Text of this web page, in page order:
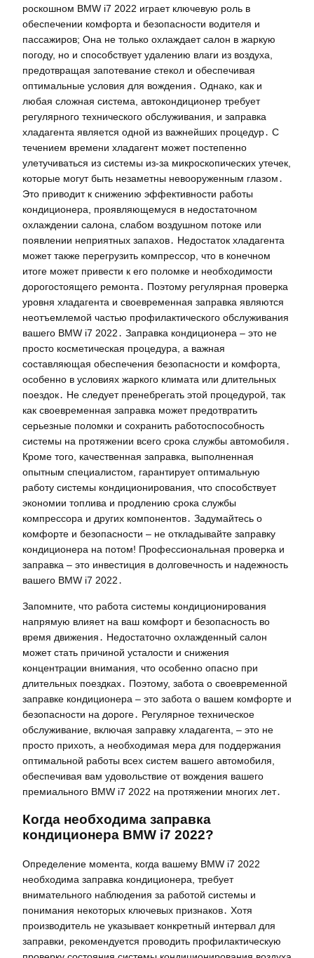
роскошном BMW i7 2022 играет ключевую роль в
обеспечении комфорта и безопасности водителя и
пассажиров; Она не только охлаждает салон в жаркую
погоду, но и способствует удалению влаги из воздуха,
предотвращая запотевание стекол и обеспечивая
оптимальные условия для вождения․ Однако, как и
любая сложная система, автокондиционер требует
регулярного технического обслуживания, и заправка
хладагента является одной из важнейших процедур․ С
течением времени хладагент может постепенно
улетучиваться из системы из-за микроскопических утечек,
которые могут быть незаметны невооруженным глазом․
Это приводит к снижению эффективности работы
кондиционера, проявляющемуся в недостаточном
охлаждении салона, слабом воздушном потоке или
появлении неприятных запахов․ Недостаток хладагента
может также перегрузить компрессор, что в конечном
итоге может привести к его поломке и необходимости
дорогостоящего ремонта․ Поэтому регулярная проверка
уровня хладагента и своевременная заправка являются
неотъемлемой частью профилактического обслуживания
вашего BMW i7 2022․ Заправка кондиционера – это не
просто косметическая процедура, а важная
составляющая обеспечения безопасности и комфорта,
особенно в условиях жаркого климата или длительных
поездок․ Не следует пренебрегать этой процедурой, так
как своевременная заправка может предотвратить
серьезные поломки и сохранить работоспособность
системы на протяжении всего срока службы автомобиля․
Кроме того, качественная заправка, выполненная
опытным специалистом, гарантирует оптимальную
работу системы кондиционирования, что способствует
экономии топлива и продлению срока службы
компрессора и других компонентов․ Задумайтесь о
комфорте и безопасности – не откладывайте заправку
кондиционера на потом! Профессиональная проверка и
заправка – это инвестиция в долговечность и надежность
вашего BMW i7 2022․
Запомните, что работа системы кондиционирования
напрямую влияет на ваш комфорт и безопасность во
время движения․ Недостаточно охлажденный салон
может стать причиной усталости и снижения
концентрации внимания, что особенно опасно при
длительных поездках․ Поэтому, забота о своевременной
заправке кондиционера – это забота о вашем комфорте и
безопасности на дороге․ Регулярное техническое
обслуживание, включая заправку хладагента, – это не
просто прихоть, а необходимая мера для поддержания
оптимальной работы всех систем вашего автомобиля,
обеспечивая вам удовольствие от вождения вашего
премиального BMW i7 2022 на протяжении многих лет․
Когда необходима заправка
кондиционера BMW i7 2022?
Определение момента, когда вашему BMW i7 2022
необходима заправка кондиционера, требует
внимательного наблюдения за работой системы и
понимания некоторых ключевых признаков․ Хотя
производитель не указывает конкретный интервал для
заправки, рекомендуется проводить профилактическую